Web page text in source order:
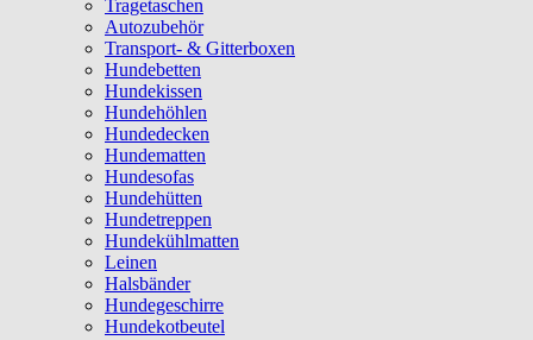
Tragetaschen
Autozubehör
Transport- & Gitterboxen
Hundebetten
Hundekissen
Hundehöhlen
Hundedecken
Hundematten
Hundesofas
Hundehütten
Hundetreppen
Hundekühlmatten
Leinen
Halsbänder
Hundegeschirre
Hundekotbeutel